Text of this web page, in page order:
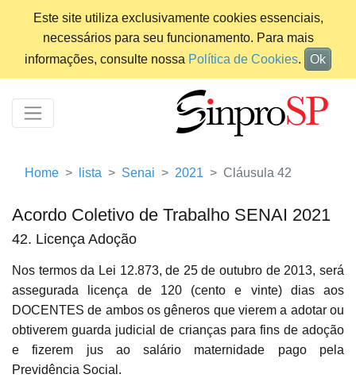
Este site utiliza exclusivamente cookies essenciais,
necessários para seu funcionamento. Para mais
informações, consulte nossa Política de Cookies. Ok
Home lista Senai 2021 Cláusula 42
Acordo Coletivo de Trabalho SENAI 2021
42. Licença Adoção
Nos termos da Lei 12.873, de 25 de outubro de 2013, será
assegurada licença de 120 (cento e vinte) dias aos
DOCENTES de ambos os gêneros que vierem a adotar ou
obtiverem guarda judicial de crianças para fins de adoção
e fizerem jus ao salário maternidade pago pela
Previdência Social.